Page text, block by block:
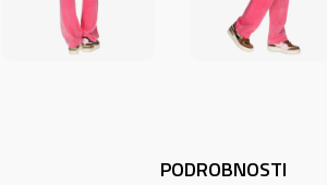
PODROBNOSTI